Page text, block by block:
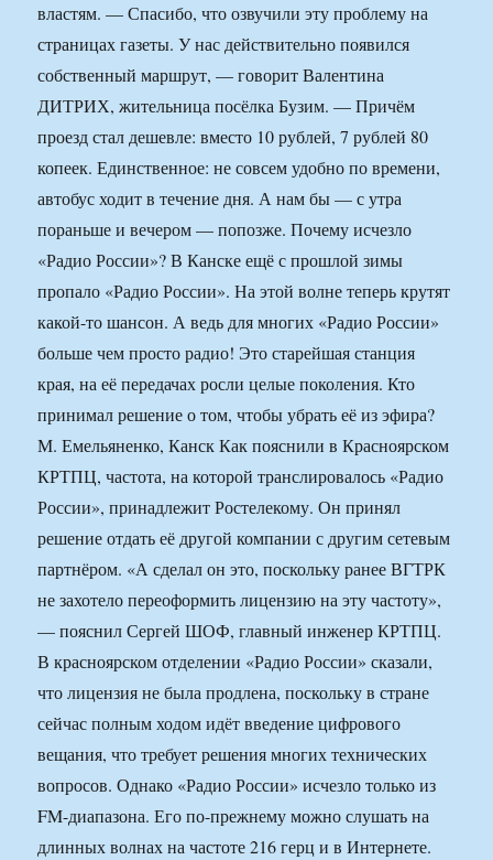
властям. — Спасибо, что озвучили эту проблему на
страницах газеты. У нас действительно появился
собственный маршрут, — говорит Валентина
ДИТРИХ, жительница посёлка Бузим. — Причём
проезд стал дешевле: вместо 10 рублей, 7 рублей 80
копеек. Единственное: не совсем удобно по времени,
автобус ходит в течение дня. А нам бы — с утра
пораньше и вечером — попозже. Почему исчезло
«Радио России»? В Канске ещё с прошлой зимы
пропало «Радио России». На этой волне теперь крутят
какой-то шансон. А ведь для многих «Радио России»
больше чем просто радио! Это старейшая станция
края, на её передачах росли целые поколения. Кто
принимал решение о том, чтобы убрать её из эфира?
М. Емельяненко, Канск Как пояснили в Красноярском
КРТПЦ, частота, на которой транслировалось «Радио
России», принадлежит Ростелекому. Он принял
решение отдать её другой компании с другим сетевым
партнёром. «А сделал он это, поскольку ранее ВГТРК
не захотело переоформить лицензию на эту частоту»,
— пояснил Сергей ШОФ, главный инженер КРТПЦ.
В красноярском отделении «Радио России» сказали,
что лицензия не была продлена, поскольку в стране
сейчас полным ходом идёт введение цифрового
вещания, что требует решения многих технических
вопросов. Однако «Радио России» исчезло только из
FM-диапазона. Его по-прежнему можно слушать на
длинных волнах на частоте 216 герц и в Интернете.